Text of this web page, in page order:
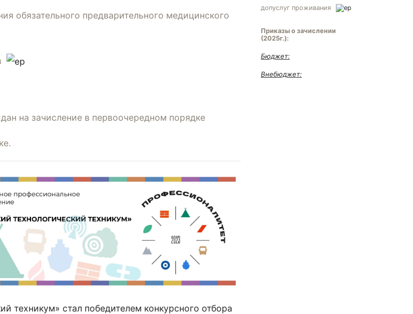
обязательного предварительного медицинского
на зачисление в первоочередном порядке
техникум» стал победителем конкурсного отбора
допуслуг проживания
Приказы о зачислении
(2025г.):
Бюджет:
Внебюджет: